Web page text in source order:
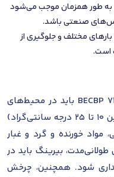
به طور همزمان موجب می‌شود
صنعتی باشد.
مختلف و جلوگیری از
است.
شرایط استاندارد نگهداری بلبرینگ 7205 BECBP باید در محیط‌های
خشک و تهویه‌شده با دمای مناسب (بین 10 تا 25 درجه سانتی‌گراد)
مواد خورنده و گرد و غبار
بیرینگ باید در
شود. همچنین، چرخش